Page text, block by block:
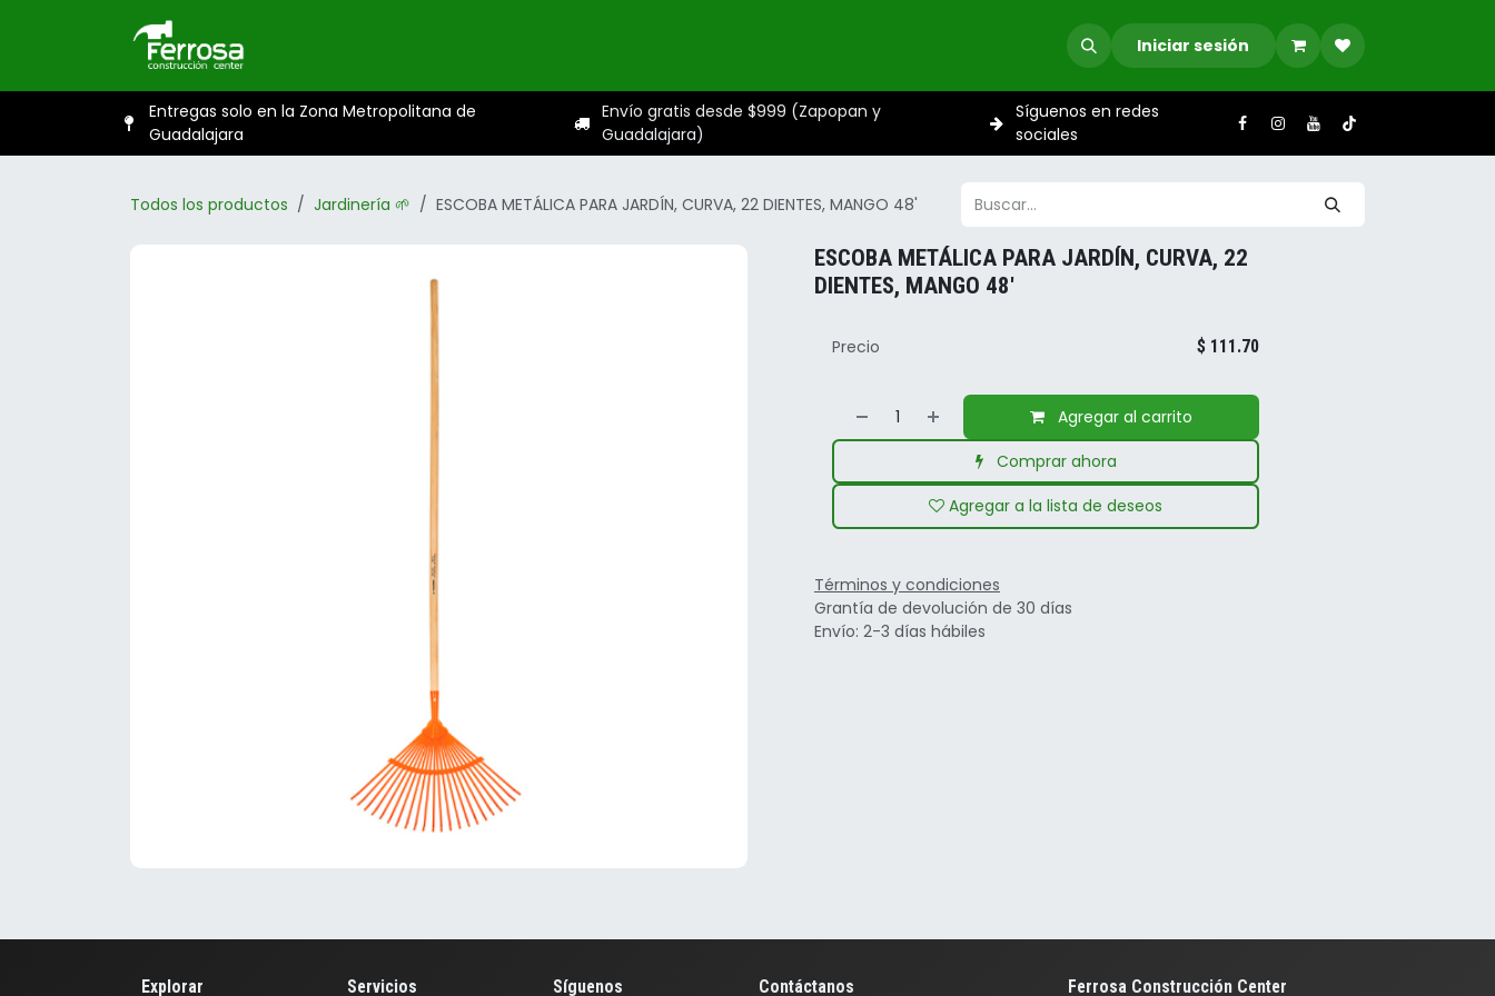
Iniciar sesión
Entregas solo en la Zona Metropolitana de
Guadalajara
Envío gratis desde $999 (Zapopan y
Guadalajara)
Síguenos en redes
sociales
Todos los productos Jardinería 🌱 ESCOBA METÁLICA PARA JARDÍN, CURVA, 22 DIENTES, MANGO 48'
ESCOBA METÁLICA PARA JARDÍN, CURVA, 22
DIENTES, MANGO 48'
Agregar al carrito
Comprar ahora
Agregar a la lista de deseos
Precio $ 111.70
Términos y condiciones
Grantía de devolución de 30 días
Envío: 2-3 días hábiles
Explorar Servicios Ferrosa Construcción Center
Síguenos Contáctanos